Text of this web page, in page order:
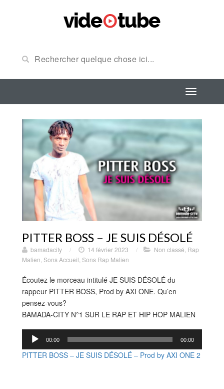
PITTER BOSS – JE SUIS DÉSOLÉ
bamadacity / 14 février 2023 / Non classé Rap
Malien Sons Accueil Sons Rap Malien
Écoutez le morceau intitulé JE SUIS DÉSOLÉ du
rappeur PITTER BOSS, Prod by AXI ONE. Qu’en
pensez-vous?
BAMADA-CITY N°1 SUR LE RAP ET HIP HOP MALIEN
Lecteur
audio
00:00 00:00
PITTER BOSS – JE SUIS DÉSOLÉ – Prod by AXI ONE 2